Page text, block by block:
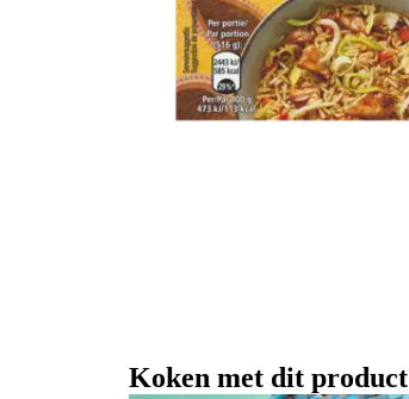
Koken met dit product